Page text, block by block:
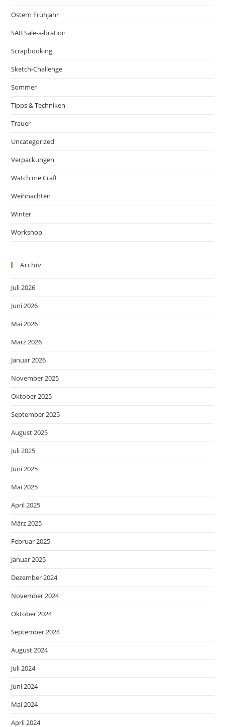
Ostern Frühjahr
SAB Sale-a-bration
Scrapbooking
Sketch-Challenge
Sommer
Tipps & Techniken
Trauer
Uncategorized
Verpackungen
Watch me Craft
Weihnachten
Winter
Workshop
Archiv
Juli 2026
Juni 2026
Mai 2026
März 2026
Januar 2026
November 2025
Oktober 2025
September 2025
August 2025
Juli 2025
Juni 2025
Mai 2025
April 2025
März 2025
Februar 2025
Januar 2025
Dezember 2024
November 2024
Oktober 2024
September 2024
August 2024
Juli 2024
Juni 2024
Mai 2024
April 2024